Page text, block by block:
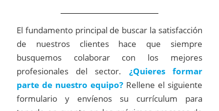
El fundamento principal de buscar la satisfacción
de nuestros clientes hace que siempre
busquemos colaborar con los mejores
profesionales del sector. ¿Quieres formar
parte de nuestro equipo? Rellene el siguiente
formulario y envíenos su currículum para